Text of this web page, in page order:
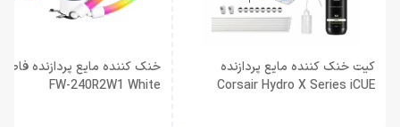
کیت خنک کننده مایع پردازنده
Corsair Hydro X Series iCUE
FW-240R2W1 White